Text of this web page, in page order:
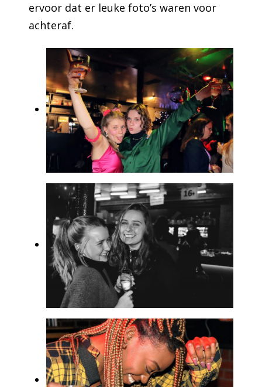
ervoor dat er leuke foto’s waren voor
achteraf.